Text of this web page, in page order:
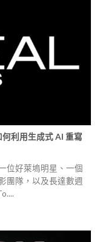
利用生成式 AI 重寫
位好萊塢明星、一個
團隊，以及長達數週